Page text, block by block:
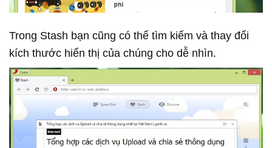
Trong Stash bạn cũng có thể tìm kiếm và thay đổi
kích thước hiển thị của chúng cho dễ nhìn.